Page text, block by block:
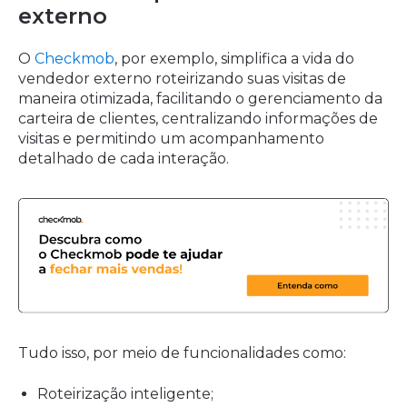
externo
O Checkmob, por exemplo, simplifica a vida do
vendedor externo roteirizando suas visitas de
maneira otimizada, facilitando o gerenciamento da
carteira de clientes, centralizando informações de
visitas e permitindo um acompanhamento
detalhado de cada interação.
Tudo isso, por meio de funcionalidades como:
Roteirização inteligente;